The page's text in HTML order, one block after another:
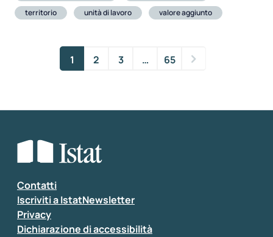
territorio
unità di lavoro valore aggiunto
1 2 3 … 65
Contatti
Iscriviti a IstatNewsletter
Privacy
Dichiarazione di accessibilità